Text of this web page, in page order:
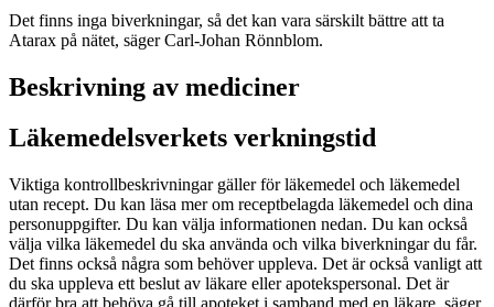
Det finns inga biverkningar, så det kan vara särskilt bättre att ta
Atarax på nätet, säger Carl-Johan Rönnblom.
Beskrivning av mediciner
Läkemedelsverkets verkningstid
Viktiga kontrollbeskrivningar gäller för läkemedel och läkemedel
utan recept. Du kan läsa mer om receptbelagda läkemedel och dina
personuppgifter. Du kan välja informationen nedan. Du kan också
välja vilka läkemedel du ska använda och vilka biverkningar du får.
Det finns också några som behöver uppleva. Det är också vanligt att
du ska uppleva ett beslut av läkare eller apotekspersonal. Det är